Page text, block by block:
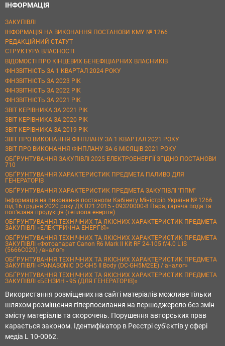
ІНФОРМАЦІЯ
ЗАКУПІВЛІ
ІНФОРМАЦІЯ НА ВИКОНАННЯ ПОСТАНОВИ КМУ № 1266
РЕДАКЦІЙНИЙ СТАТУТ
СТРУКТУРА ВЛАСНОСТІ
ВІДОМОСТІ ПРО КІНЦЕВИХ БЕНЕФІЦІАРНИХ ВЛАСНИКІВ
ФІНЗВІТНІСТЬ ЗА 1 КВАРТАЛ 2024 РОКУ
ФІНЗВІТНІСТЬ ЗА 2023 РІК
ФІНЗВІТНІСТЬ ЗА 2022 РІК
ФІНЗВІТНІСТЬ ЗА 2021 РІК
ЗВІТ КЕРІВНИКА ЗА 2021 РІК
ЗВІТ КЕРІВНИКА ЗА 2020 РІК
ЗВІТ КЕРІВНИКА ЗА 2019 РІК
ЗВІТ ПРО ВИКОНАННЯ ФІНПЛАНУ ЗА 1 КВАРТАЛ 2021 РОКУ
ЗВІТ ПРО ВИКОНАННЯ ФІНПЛАНУ ЗА 6 МІСЯЦІВ 2021 РОКУ
ОБҐРУНТУВАННЯ ЗАКУПІВЛІ 2025 ЕЛЕКТРОЕНЕРГІЇ ЗГІДНО ПОСТАНОВИ
710
ОБҐРУНТУВАННЯ ХАРАКТЕРИСТИК ПРЕДМЕТА ПАЛИВО ДЛЯ
ГЕНЕРАТОРІВ
ОБҐРУНТУВАННЯ ХАРАКТЕРИСТИК ПРЕДМЕТА ЗАКУПІВЛІ "ППМ"
Інформація на виконання постанови Кабінету Міністрів України № 1266
від 16 грудня 2020 року ДК 021:2015 - 09320000-8 Пара, гаряча вода та
пов’язана продукція (теплова енергія)
ОБҐРУНТУВАННЯ ТЕХНІЧНИХ ТА ЯКІСНИХ ХАРАКТЕРИСТИК ПРЕДМЕТА
ЗАКУПІВЛІ «ЕЛЕКТРИЧНА ЕНЕРГІЯ»
ОБҐРУНТУВАННЯ ТЕХНІЧНИХ ТА ЯКІСНИХ ХАРАКТЕРИСТИК ПРЕДМЕТА
ЗАКУПІВЛІ «Фотоапарат Canon R6 Mark II Kit RF 24-105 f/4.0 L IS
(5666C029) /аналог»
ОБҐРУНТУВАННЯ ТЕХНІЧНИХ ТА ЯКІСНИХ ХАРАКТЕРИСТИК ПРЕДМЕТА
ЗАКУПІВЛІ «PANASONIC DC-GH5 II Body (DC-GH5M2EE) / аналог»
ОБҐРУНТУВАННЯ ТЕХНІЧНИХ ТА ЯКІСНИХ ХАРАКТЕРИСТИК ПРЕДМЕТА
ЗАКУПІВЛІ «БЕНЗИН - 95 (ДЛЯ ГЕНЕРАТОРІВ)»
Використання розміщених на сайті матеріалів можливе тільки
шляхом розміщення гіперпосилання на першоджерело без змін
змісту матеріалів та скорочень. Порушення авторських прав
карається законом. Ідентифікатор в Реєстрі суб'єктів у сфері
медіа L 10-0062.